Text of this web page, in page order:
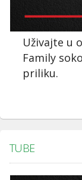
Uživajte u
Family
priliku.
TUBE